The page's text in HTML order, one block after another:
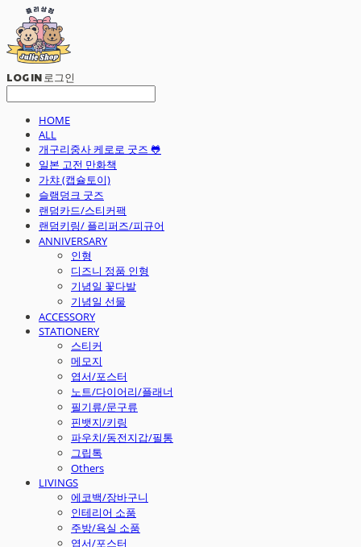
LOG IN로그인
HOME
ALL
개구리중사 케로로 굿즈 🐸
일본 고전 만화책
가챠 (캡슐토이)
슬램덩크 굿즈
랜덤카드/스티커팩
랜덤키링/ 플리퍼즈/피규어
ANNIVERSARY
인형
디즈니 정품 인형
기념일 꽃다발
기념일 선물
ACCESSORY
STATIONERY
스티커
메모지
엽서/포스터
노트/다이어리/플래너
필기류/문구류
핀뱃지/키링
파우치/동전지갑/필통
그립톡
Others
LIVINGS
에코백/장바구니
인테리어 소품
주방/욕실 소품
엽서/포스터